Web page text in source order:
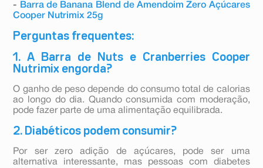
-
Barra de Banana Blend de Amendoim Zero Açúcares
Cooper Nutrimix 25g
Perguntas frequentes:
1. A Barra de Nuts e Cranberries Cooper
Nutrimix engorda?
O ganho de peso depende do consumo total de calorias
ao longo do dia. Quando consumida com moderação,
pode fazer parte de uma alimentação equilibrada.
2. Diabéticos podem consumir?
Por ser zero adição de açúcares, pode ser uma
alternativa interessante, mas pessoas com diabetes